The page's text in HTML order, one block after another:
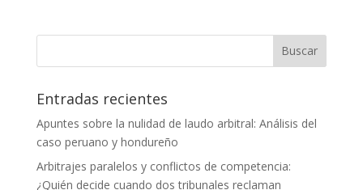
Entradas recientes
Apuntes sobre la nulidad de laudo arbitral: Análisis del
caso peruano y hondureño
Arbitrajes paralelos y conflictos de competencia:
¿Quién decide cuando dos tribunales reclaman